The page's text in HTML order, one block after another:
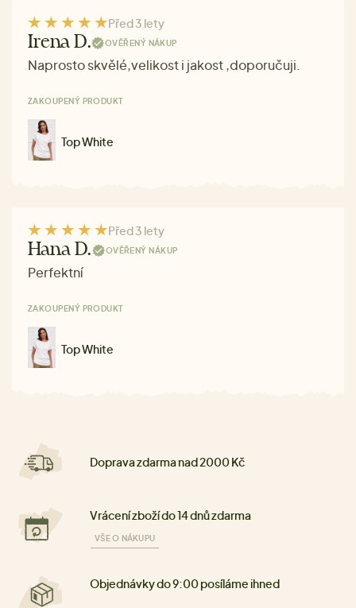
Před 3 lety
Irena D. OVĚŘENÝ NÁKUP
Naprosto skvělé,velikost i jakost ,doporučuji.
ZAKOUPENÝ PRODUKT
Top White
Před 3 lety
Hana D. OVĚŘENÝ NÁKUP
Perfektní
ZAKOUPENÝ PRODUKT
Top White
Doprava zdarma nad 2000 Kč
Vrácení zboží do 14 dnů zdarma
VŠE O NÁKUPU
Objednávky do 9:00 posíláme ihned